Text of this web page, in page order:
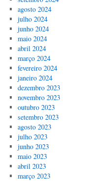
agosto 2024
julho 2024
junho 2024
maio 2024
abril 2024
março 2024
fevereiro 2024
janeiro 2024
dezembro 2023
novembro 2023
outubro 2023
setembro 2023
agosto 2023
julho 2023
junho 2023
maio 2023
abril 2023
março 2023